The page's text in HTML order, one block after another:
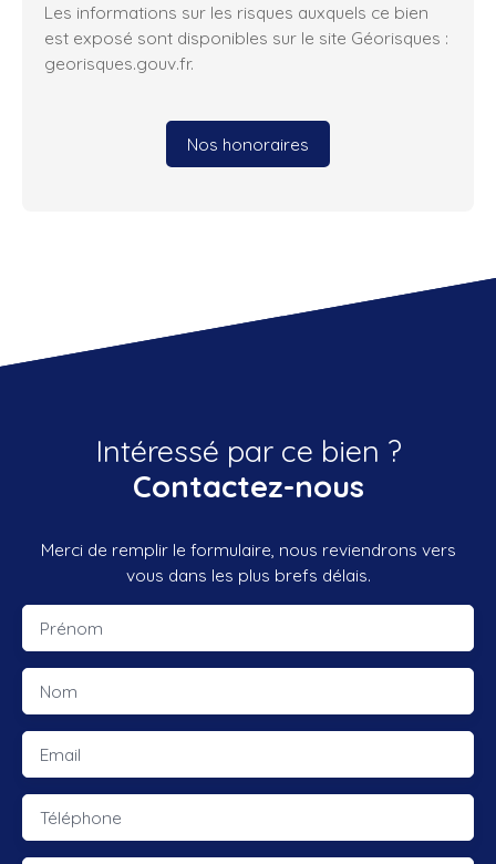
Les informations sur les risques auxquels ce bien
est exposé sont disponibles sur le site Géorisques :
georisques.gouv.fr.
Nos honoraires
Intéressé par ce bien ?
Contactez-nous
Merci de remplir le formulaire, nous reviendrons vers
vous dans les plus brefs délais.
Prénom
Nom
Email
Téléphone